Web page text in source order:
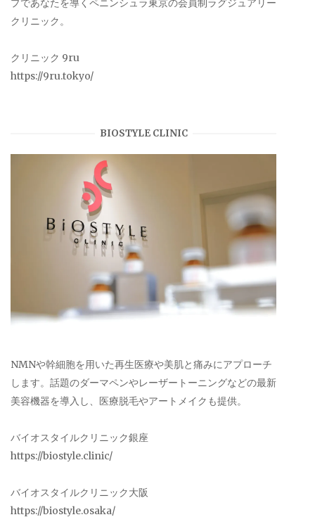
プであなたを導くペニンシュラ東京の会員制ラグジュアリー
クリニック。
クリニック 9ru
https://9ru.tokyo/
BIOSTYLE CLINIC
NMNや幹細胞を用いた再生医療や美肌と痛みにアプローチ
します。話題のダーマペンやレーザートーニングなどの最新
美容機器を導入し、医療脱毛やアートメイクも提供。
バイオスタイルクリニック銀座
https://biostyle.clinic/
バイオスタイルクリニック大阪
https://biostyle.osaka/